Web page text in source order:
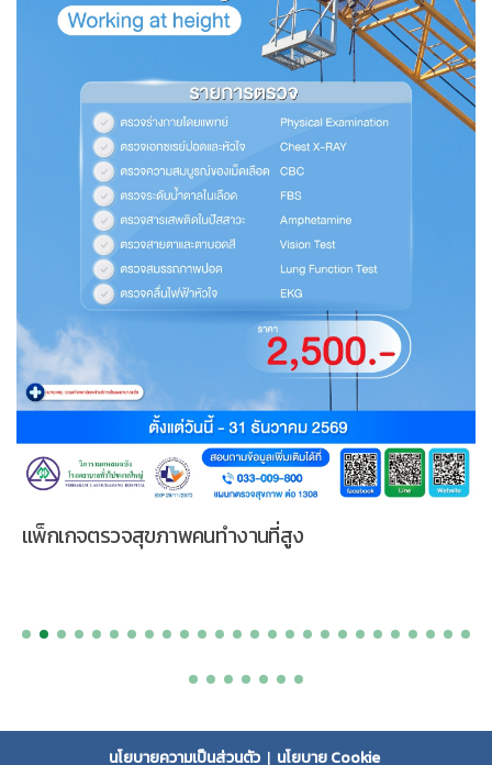
แพ็กเกจตรวจสุขภาพคนทำงานที่สูง
นโยบายความเป็นส่วนตัว | นโยบาย Cookie